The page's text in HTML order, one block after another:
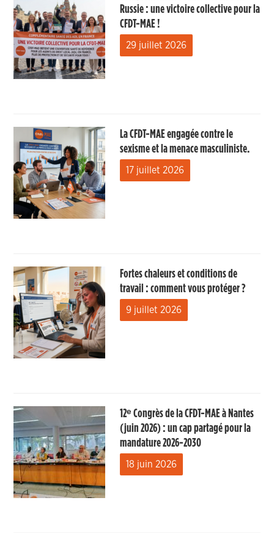
Russie : une victoire collective pour la
CFDT-MAE !
29 juillet 2026
La CFDT-MAE engagée contre le
sexisme et la menace masculiniste.
17 juillet 2026
Fortes chaleurs et conditions de
travail : comment vous protéger ?
9 juillet 2026
12ᵉ Congrès de la CFDT-MAE à Nantes
(juin 2026) : un cap partagé pour la
mandature 2026-2030
18 juin 2026